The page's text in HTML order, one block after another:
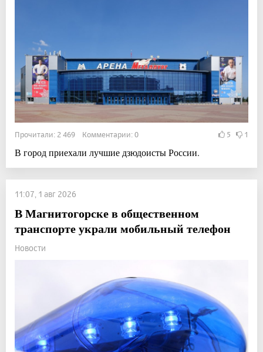
Прочитали: 2 469 Комментарии: 0 5 1
В город приехали лучшие дзюдоисты России.
11:07, 1 авг 2026
В Магнитогорске в общественном
транспорте украли мобильный телефон
Новости